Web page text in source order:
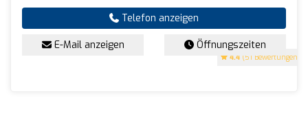
4.4 (51 Bewertungen)
Telefon anzeigen
E-Mail anzeigen Öffnungszeiten